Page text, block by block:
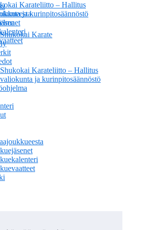
Karateliitto – Hallitus
ja kurinpitosäännöstö
Karate
Karateliitto – Hallitus
ja kurinpitosäännöstö